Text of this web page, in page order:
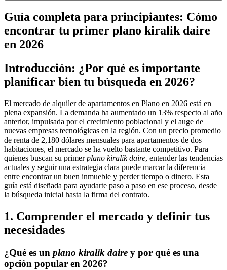
Guía completa para principiantes: Cómo
encontrar tu primer plano kiralik daire
en 2026
Introducción: ¿Por qué es importante
planificar bien tu búsqueda en 2026?
El mercado de alquiler de apartamentos en Plano en 2026 está en
plena expansión. La demanda ha aumentado un 13% respecto al año
anterior, impulsada por el crecimiento poblacional y el auge de
nuevas empresas tecnológicas en la región. Con un precio promedio
de renta de 2,180 dólares mensuales para apartamentos de dos
habitaciones, el mercado se ha vuelto bastante competitivo. Para
quienes buscan su primerplano kiralik daire, entender las tendencias
actuales y seguir una estrategia clara puede marcar la diferencia
entre encontrar un buen inmueble y perder tiempo o dinero. Esta
guía está diseñada para ayudarte paso a paso en ese proceso, desde
la búsqueda inicial hasta la firma del contrato.
1. Comprender el mercado y definir tus
necesidades
¿Qué es un plano kiralik daire y por qué es una
opción popular en 2026?